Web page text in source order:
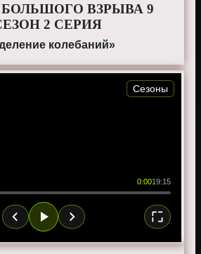
ВЗРЫВА 9
2 СЕРИЯ
колебаний»
0:0019:15
Сезоны